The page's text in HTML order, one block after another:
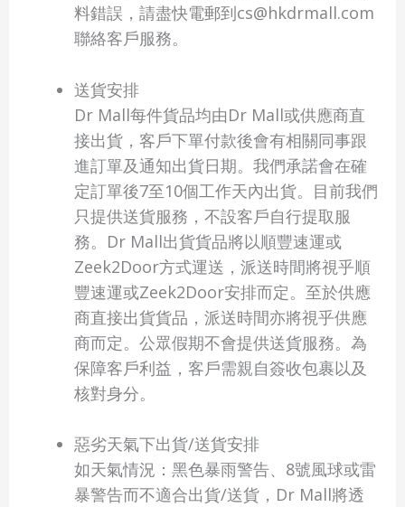
料錯誤，請盡快電郵到cs@hkdrmall.com
聯絡客戶服務。
送貨安排
Dr Mall每件貨品均由Dr Mall或供應商直
接出貨，客戶下單付款後會有相關同事跟
進訂單及通知出貨日期。我們承諾會在確
定訂單後7至10個工作天內出貨。目前我們
只提供送貨服務，不設客戶自行提取服
務。Dr Mall出貨貨品將以順豐速運或
Zeek2Door方式運送，派送時間將視乎順
豐速運或Zeek2Door安排而定。至於供應
商直接出貨貨品，派送時間亦將視乎供應
商而定。公眾假期不會提供送貨服務。為
保障客戶利益，客戶需親自簽收包裹以及
核對身分。
惡劣天氣下出貨/送貨安排
如天氣情況：黑色暴雨警告、8號風球或雷
暴警告而不適合出貨/送貨，Dr Mall將透